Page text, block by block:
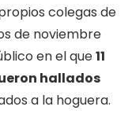
colegas de
de noviembre
en el que11
hallados
a la hoguera.